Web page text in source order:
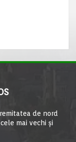
de nord
mai vechi şi